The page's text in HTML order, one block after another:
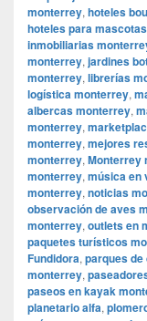
monterrey, hoteles
hoteles para
inmobiliarias
monterrey, jardines
monterrey, librerías
logística monterrey,
albercas monterrey,
monterrey,
monterrey, mejores
monterrey, Monterrey
monterrey, música en
monterrey, noticias
observación de aves
monterrey, outlets en
paquetes turísticos
Fundidora, parques
monterrey,
paseos en kayak
planetario alfa,